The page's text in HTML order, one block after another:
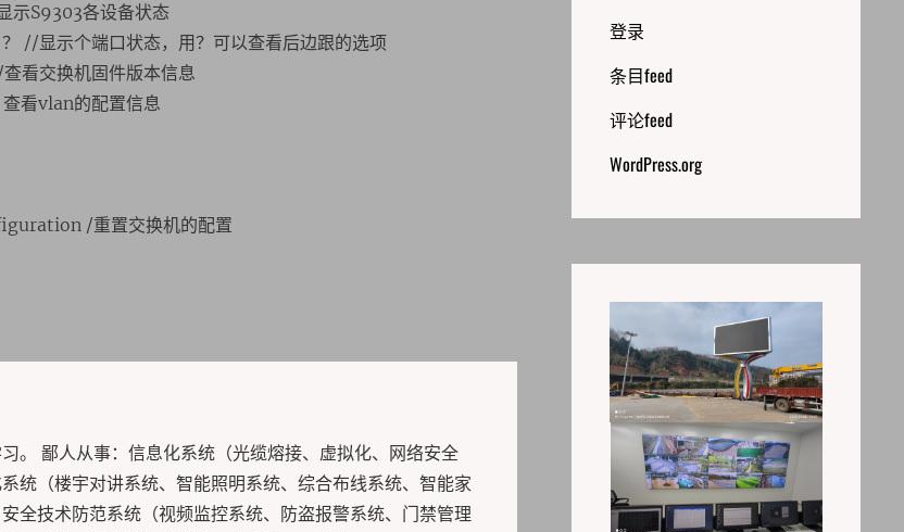
S9303各设备状态
//显示个端口状态，用？可以查看后边跟的选项
看交换机固件版本信息
看vlan的配置信息
/重置交换机的配置
。 鄙人从事：信息化系统（光缆熔接、虚拟化、网络安全
统（楼宇对讲系统、智能照明系统、综合布线系统、智能家
全技术防范系统（视频监控系统、防盗报警系统、门禁管理
登录
条目feed
评论feed
WordPress.org